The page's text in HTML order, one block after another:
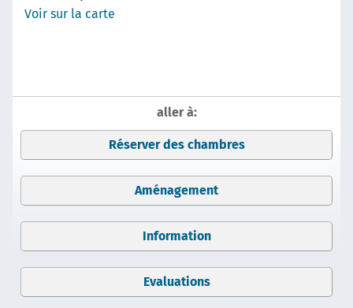
Voir sur la carte
aller à:
Réserver des chambres
Aménagement
Information
Evaluations